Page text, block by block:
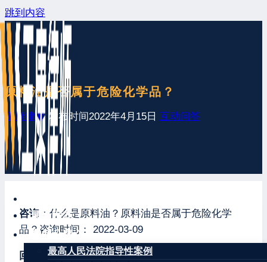
跳到内容
最新发布
案例分享
最高人民法院指导性案例
原料油是否属于危险化学品？
王康律师 发布时间2022年4月15日 互动问答
咨询： 什么是原料油？原料油是否属于危险化学
品？咨询时间： 2022-03-09
回复：您好，原料油为俗称且成分不固定，需要经